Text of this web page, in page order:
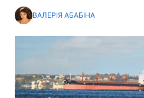
ВАЛЕРІЯ АБАБІНА